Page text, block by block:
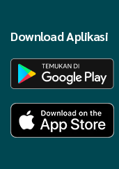
Download Aplikasi